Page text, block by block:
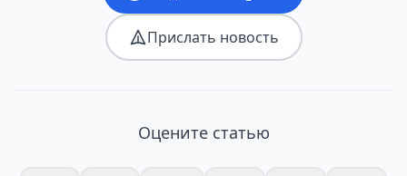
Прислать новость
Оцените статью